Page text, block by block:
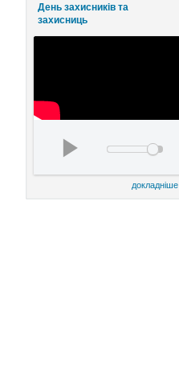
День захисників та
захисниць
докладніше